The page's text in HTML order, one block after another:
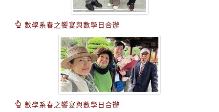
數學系春之饗宴與數學日合辦
數學系春之饗宴與數學日合辦